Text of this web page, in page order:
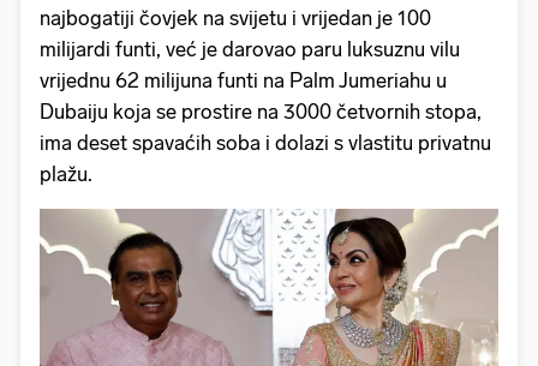
najbogatiji čovjek na svijetu i vrijedan je 100
milijardi funti, već je darovao paru luksuznu vilu
vrijednu 62 milijuna funti na Palm Jumeriahu u
Dubaiju koja se prostire na 3000 četvornih stopa,
ima deset spavaćih soba i dolazi s vlastitu privatnu
plažu.